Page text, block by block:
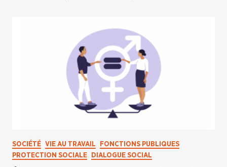
SOCIÉTÉ VIE AU TRAVAIL
FONCTIONS PUBLIQUES
PROTECTION SOCIALE
DIALOGUE SOCIAL